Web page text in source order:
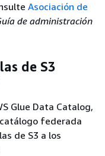
Asociación de
de administración
de S3
Glue Data Catalog,
federada
de S3 a los